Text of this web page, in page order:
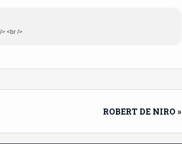
<br />
ROBERT DE NIRO »